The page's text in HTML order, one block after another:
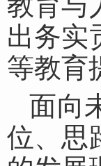
出务实
等教育
面向
位、思